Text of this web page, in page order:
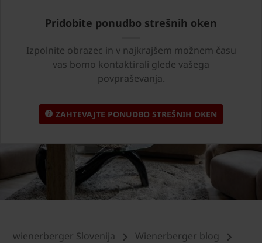
Pridobite ponudbo strešnih oken
Izpolnite obrazec in v najkrajšem možnem času
vas bomo kontaktirali glede vašega
povpraševanja.
ZAHTEVAJTE PONUDBO STREŠNIH OKEN
wienerberger Slovenija
Wienerberger blog